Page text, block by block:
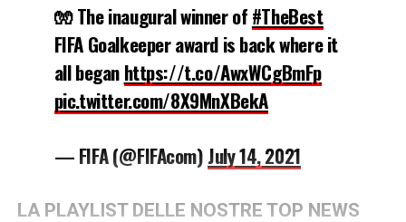
🧤 The inaugural winner of#TheBest
FIFA Goalkeeper award is back where it
all beganhttps://t.co/AwxWCgBmFp
pic.twitter.com/8X9MnXBekA
— FIFA (@FIFAcom)July 14, 2021
LA PLAYLIST DELLE NOSTRE TOP NEWS